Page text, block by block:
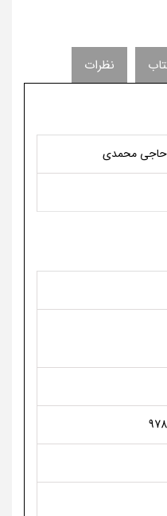
نظرات
حاجی محمدی